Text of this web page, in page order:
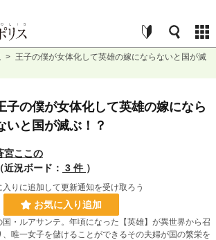
> 王子の僕が女体化して英雄の嫁にならないと国が滅
子の僕が女体化して英雄の嫁になら
いと国が滅ぶ！？
宮ここの
（近況ボード： 3 件 ）
入りに追加して更新通知を受け取ろう
お気に入り追加
・ルアサンテ。年頃になった【英雄】が異世界から召
唯一女子を儲けることができるその夫婦が国の繁栄を